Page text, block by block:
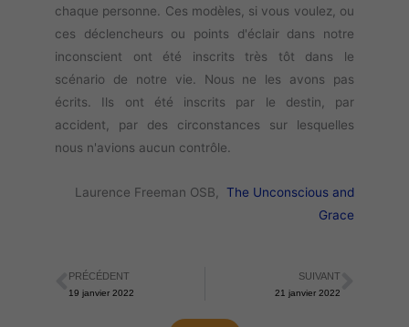
chaque personne. Ces modèles, si vous voulez, ou
ces déclencheurs ou points d'éclair dans notre
inconscient ont été inscrits très tôt dans le
scénario de notre vie. Nous ne les avons pas
écrits. Ils ont été inscrits par le destin, par
accident, par des circonstances sur lesquelles
nous n'avions aucun contrôle.
Laurence Freeman OSB,
The Unconscious and
Grace
Précédent
PRÉCÉDENT
19 janvier 2022
SUIVANT
21 janvier 2022